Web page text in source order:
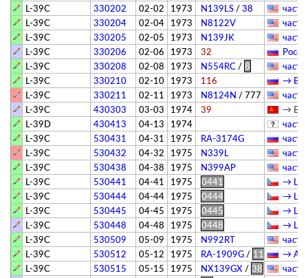
L-39C
330202 02-02 1973 N139LS /38
L-39C
330204 02-04 1973 N8122V
L-39C
330205 02-05 1973 N139JK
L-39C
330206 02-06 1973 32
L-39C
330208 02-08 1973 N554RC / 8
L-39C
330210 02-10 1973 116
→
L-39C
330211 02-11 1973 N8124N /777 / Triple
L-39C
430303 03-03 1974 39
→
L-39D
430413 04-13 1974
L-39C
530431 04-31 1975 RA-3174G
L-39C
530432 04-32 1975 N339L
L-39C
530438 04-38 1975 N399AP
L-39C
530441 04-41 1975 0441
→
L-39C
530444 04-44 1975 0444
→
L-39C
530445 04-45 1975 0445
→
L-39C
530448 04-48 1975 0448
→
L-39C
530509 05-09 1975 N992RT
L-39C
530512 05-12 1975 RA-1909G / 11
→
L-39C
530515 05-15 1975 NX139GX / 38